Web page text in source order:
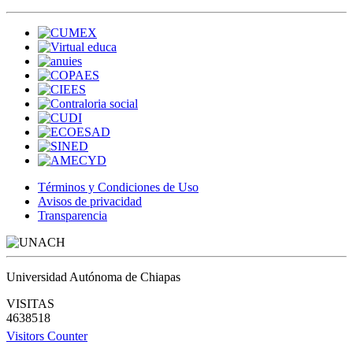
Términos y Condiciones de Uso
Avisos de privacidad
Transparencia
Universidad Autónoma de Chiapas
VISITAS
4638518
Visitors Counter